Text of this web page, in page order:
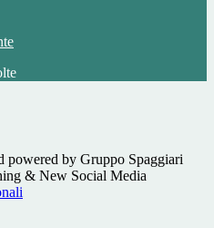
powered by Gruppo Spaggiari
& New Social Media